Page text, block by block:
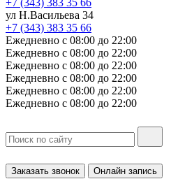
+7 (343) 383 35 66
ул Н.Васильева 34
+7 (343) 383 35 66
Ежедневно с 08:00 до 22:00
Ежедневно с 08:00 до 22:00
Ежедневно с 08:00 до 22:00
Ежедневно с 08:00 до 22:00
Ежедневно с 08:00 до 22:00
Ежедневно с 08:00 до 22:00
Заказать звонок Онлайн запись